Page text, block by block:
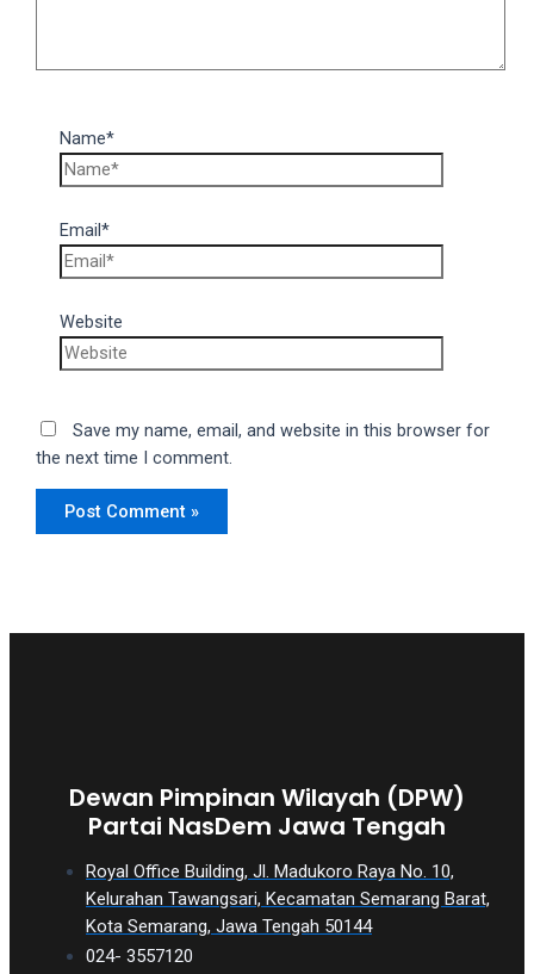
Name*
Email*
Website
Save my name, email, and website in this browser for
the next time I comment.
Dewan Pimpinan Wilayah (DPW)
Partai NasDem Jawa Tengah
Royal Office Building, Jl. Madukoro Raya No. 10,
Kelurahan Tawangsari, Kecamatan Semarang Barat,
Kota Semarang, Jawa Tengah 50144
024- 3557120